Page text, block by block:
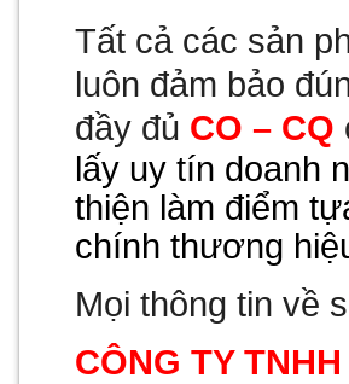
Tất cả các sản
luôn đảm bảo
đầy đủ CO – CQ
lấy uy tín doanh
thiện làm điểm
chính thương
Mọi thông tin về
CÔNG TY